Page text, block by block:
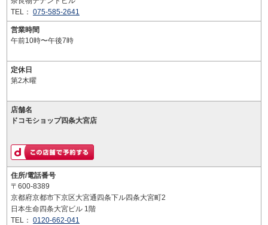
TEL： 075-585-2641
営業時間
午前10時〜午後7時
定休日
第2木曜
店舗名
ドコモショップ四条大宮店
住所/電話番号
〒600-8389
京都府京都市下京区大宮通四条下ル四条大宮町2
日本生命四条大宮ビル 1階
TEL： 0120-662-041